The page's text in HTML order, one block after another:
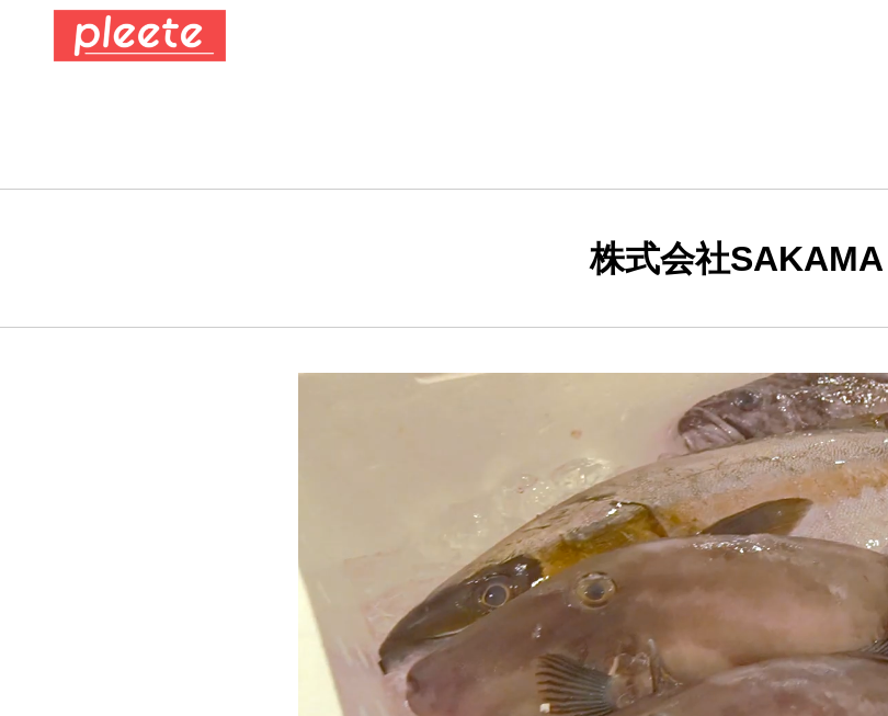
株式会社SAKAMA